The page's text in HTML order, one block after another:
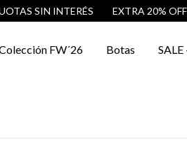
SIN INTERÉS EXTRA 20% OFF X
FW´26 Botas